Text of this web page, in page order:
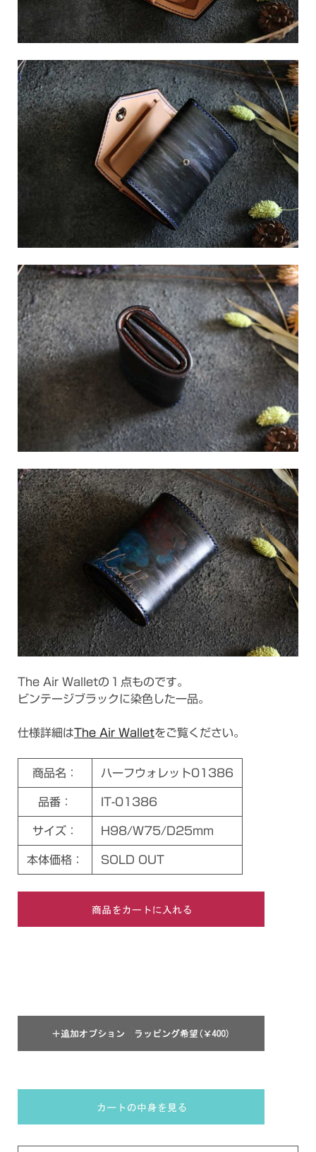
The Air Walletの１点ものです。
ビンテージブラックに染色した一品。
仕様詳細はThe Air Walletをご覧ください。
商品名： ハーフウォレット01386
品番： IT-01386
サイズ： H98/W75/D25mm
本体価格： SOLD OUT